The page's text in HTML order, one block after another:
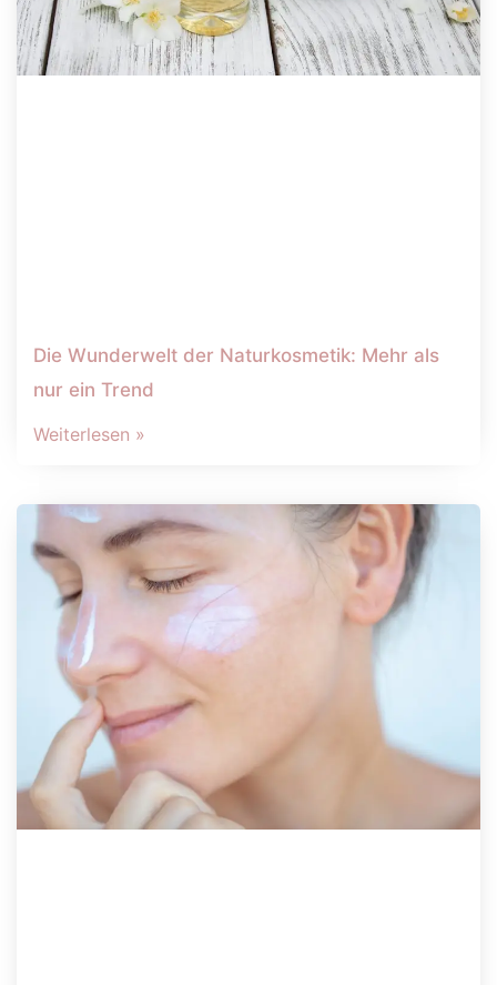
Die Wunderwelt der Naturkosmetik: Mehr als
nur ein Trend
Weiterlesen »